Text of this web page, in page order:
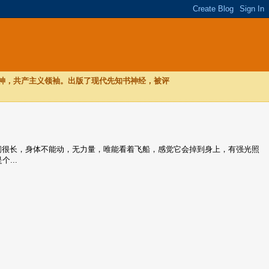
，共产主义领袖。出版了现代先知书神经，被评
长，身体不能动，无力量，唯能看着飞船，感觉它会掉到身上，有强光照
...